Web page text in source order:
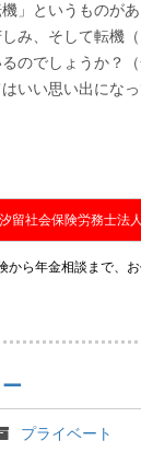
」というものが
み、そして転機
のでしょうか？
いい思い出になっ
汐留社会保険労務士法
から年金相談まで、
プライベート